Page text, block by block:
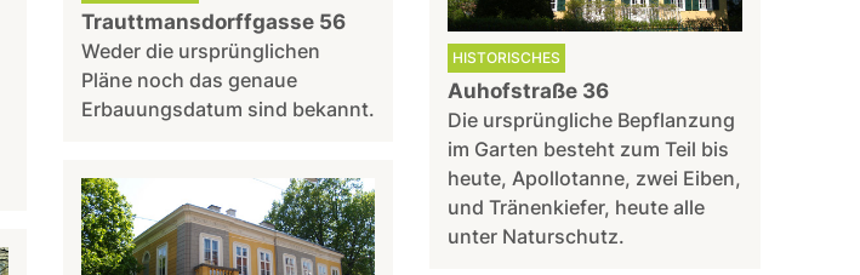
Trauttmansdorffgasse 56
Weder die ursprünglichen
Pläne noch das genaue
Erbauungsdatum sind bekannt.
HISTORISCHES
Auhofstraße 36
Die ursprüngliche Bepflanzung
im Garten besteht zum Teil bis
heute, Apollotanne, zwei Eiben,
und Tränenkiefer, heute alle
unter Naturschutz.